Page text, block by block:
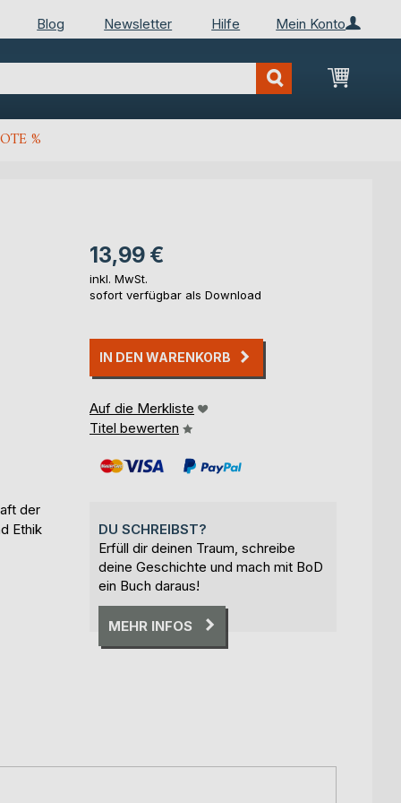
Mein Konto
Blog Newsletter Hilfe
Mein
%
der
Ethik
13,99 €
inkl. MwSt.
sofort verfügbar als Download
IN DEN WARENKORB
Auf die Merkliste
Titel bewerten
DU SCHREIBST?
Erfüll dir deinen Traum, schreibe
deine Geschichte und mach mit BoD
ein Buch daraus!
MEHR INFOS